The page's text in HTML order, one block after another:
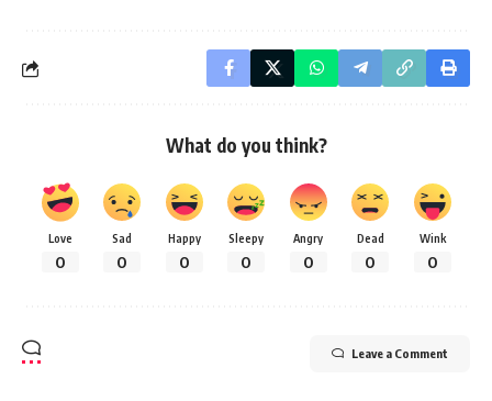
What do you think?
Love
0
Sad
0
Happy
0
Sleepy
0
Angry
0
Dead
0
Wink
0
Leave a Comment